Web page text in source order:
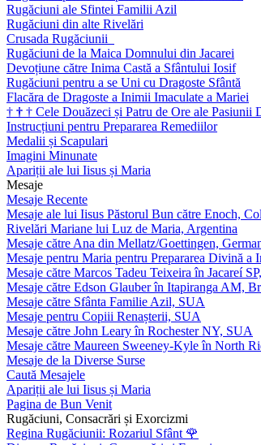
Rugăciuni ale Sfintei Familii Azil
Rugăciuni din alte Rivelări
Crusada Rugăciunii
Rugăciuni de la Maica Domnului din Jacarei
Devoțiune către Inima Castă a Sfântului Iosif
Rugăciuni pentru a se Uni cu Dragoste Sfântă
Flacăra de Dragoste a Inimii Imaculate a Mariei
† † † Cele Douăzeci și Patru de Ore ale Pasiunii
Instrucțiuni pentru Prepararea Remediilor
Medalii și Scapulari
Imagini Minunate
Apariții ale lui Iisus și Maria
Mesaje
Mesaje Recente
Mesaje ale lui Iisus Păstorul Bun către Enoch,
Rivelări Mariane lui Luz de Maria, Argentina
Mesaje către Ana din Mellatz/Goettingen,
Mesaje pentru Maria pentru Prepararea Divină a
Mesaje către Marcos Tadeu Teixeira în Jacareí
Mesaje către Edson Glauber în Itapiranga AM,
Mesaje către Sfânta Familie Azil, SUA
Mesaje pentru Copiii Renașterii, SUA
Mesaje către John Leary în Rochester NY, SUA
Mesaje către Maureen Sweeney-Kyle în North
Mesaje de la Diverse Surse
Caută Mesajele
Apariții ale lui Iisus și Maria
Pagina de Bun Venit
Rugăciuni, Consacrări și Exorcizmi
Regina Rugăciunii: Rozariul Sfânt 🌹